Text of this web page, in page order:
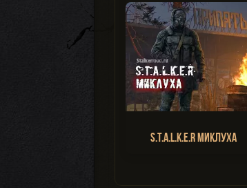
S.T.A.L.K.E.R Миклуха